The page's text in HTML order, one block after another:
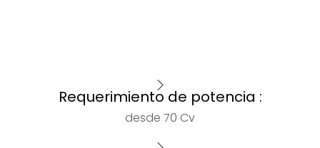
Requerimiento de potencia :
desde 70 Cv